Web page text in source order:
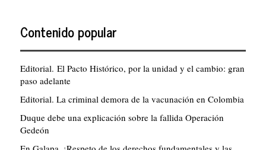
Contenido popular
Editorial. El Pacto Histórico, por la unidad y el cambio: gran
paso adelante
Editorial. La criminal demora de la vacunación en Colombia
Duque debe una explicación sobre la fallida Operación
Gedeón